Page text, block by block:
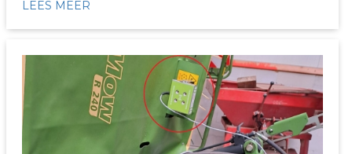
LEES MEER